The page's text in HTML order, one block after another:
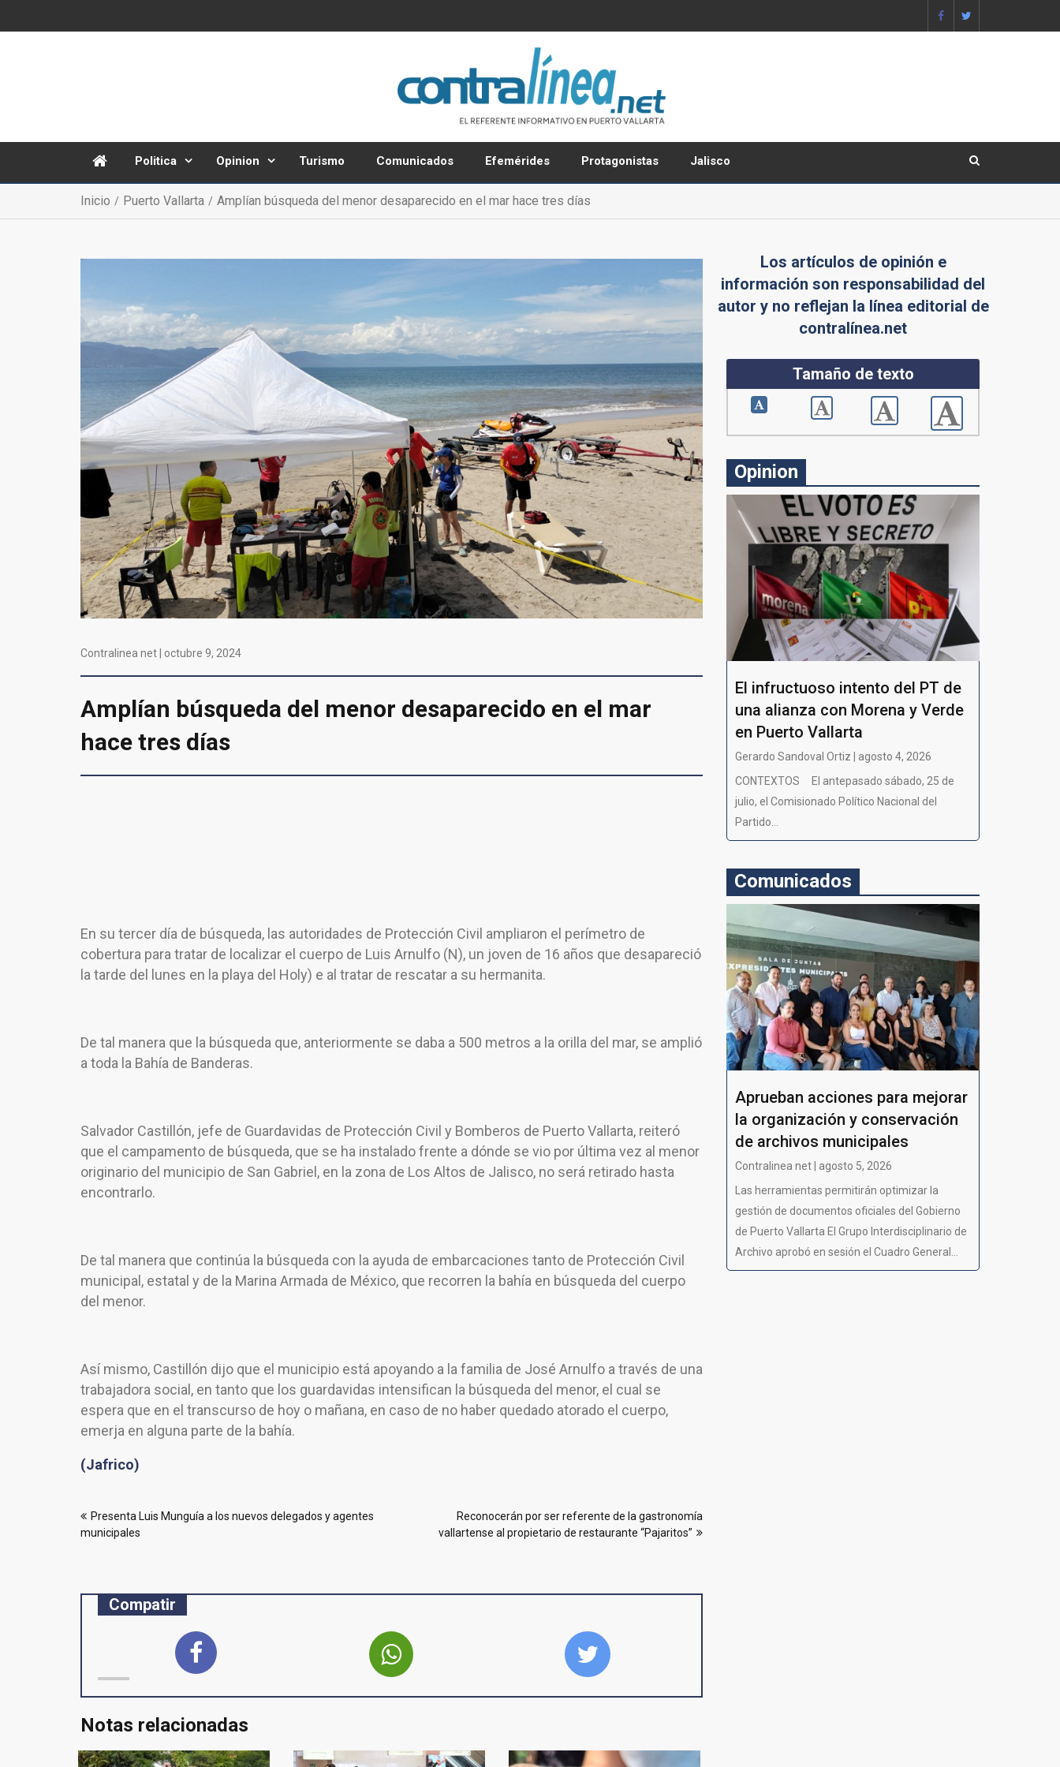
Politica Opinion Turismo Comunicados Efemérides Protagonistas Jalisco
Inicio Puerto Vallarta Amplían búsqueda del menor desaparecido en el mar hace tres días
Contralinea net | octubre 9, 2024
Amplían búsqueda del menor desaparecido en el mar
hace tres días
En su tercer día de búsqueda, las autoridades de Protección Civil ampliaron el perímetro de
cobertura para tratar de localizar el cuerpo de Luis Arnulfo (N), un joven de 16 años que desapareció
la tarde del lunes en la playa del Holy) e al tratar de rescatar a su hermanita.
De tal manera que la búsqueda que, anteriormente se daba a 500 metros a la orilla del mar, se amplió
a toda la Bahía de Banderas.
Salvador Castillón, jefe de Guardavidas de Protección Civil y Bomberos de Puerto Vallarta, reiteró
que el campamento de búsqueda, que se ha instalado frente a dónde se vio por última vez al menor
originario del municipio de San Gabriel, en la zona de Los Altos de Jalisco, no será retirado hasta
encontrarlo.
De tal manera que continúa la búsqueda con la ayuda de embarcaciones tanto de Protección Civil
municipal, estatal y de la Marina Armada de México, que recorren la bahía en búsqueda del cuerpo
del menor.
Así mismo, Castillón dijo que el municipio está apoyando a la familia de José Arnulfo a través de una
trabajadora social, en tanto que los guardavidas intensifican la búsqueda del menor, el cual se
espera que en el transcurso de hoy o mañana, en caso de no haber quedado atorado el cuerpo,
emerja en alguna parte de la bahía.
(Jafrico)
dePresenta Luis Munguía a los nuevos delegados y agentes
municipales
Reconocerán por ser referente de la gastronomía
vallartense al propietario de restaurante “Pajaritos”
Compatir
Notas relacionadas
Los artículos de opinión e
información son responsabilidad del
autor y no reflejan la línea editorial de
contralínea.net
Tamaño de texto
Opinion
El infructuoso intento del PT de
una alianza con Morena y Verde
en Puerto Vallarta
Gerardo Sandoval Ortiz | agosto 4, 2026
CONTEXTOS El antepasado sábado, 25 de
julio, el Comisionado Político Nacional del
Partido...
Comunicados
Aprueban acciones para mejorar
la organización y conservación
de archivos municipales
Contralinea net | agosto 5, 2026
Las herramientas permitirán optimizar la
gestión de documentos oficiales del Gobierno
de Puerto Vallarta El Grupo Interdisciplinario de
Archivo aprobó en sesión el Cuadro General...